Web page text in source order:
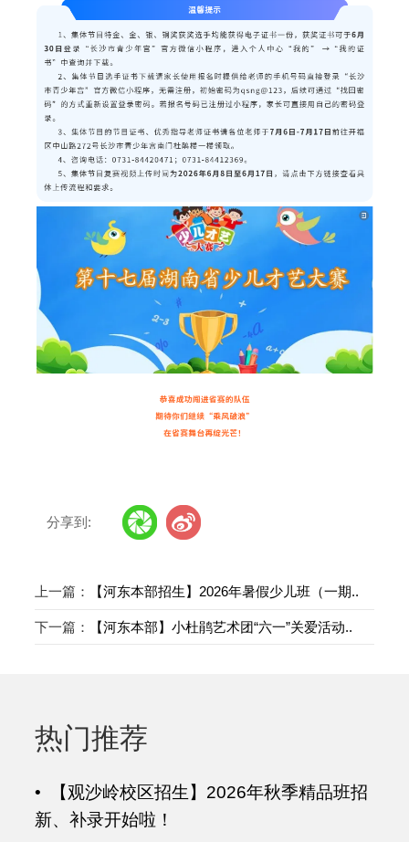
分享到:
上一篇： 【河东本部招生】2026年暑假少儿班（一期..
下一篇： 【河东本部】小杜鹃艺术团“六一”关爱活动..
热门推荐
• 【观沙岭校区招生】2026年秋季精品班招
新、补录开始啦！